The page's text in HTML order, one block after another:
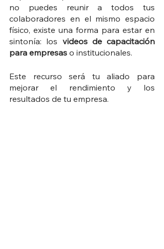
no puedes reunir a todos tus
colaboradores en el mismo espacio
físico, existe una forma para estar en
sintonía: los videos de capacitación
para empresas o institucionales.
Este recurso será tu aliado para
mejorar el rendimiento y los
resultados de tu empresa.